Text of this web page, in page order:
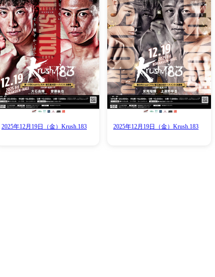
ジ
ッ
一覧
X(JP)
X(Krush)
X(アマチュア大会)
Instagram(JP)
TikTok(JP)
LINE(JP)
Youtube(JP)
Facebook(JP)
X(En)
Instagram(EN)
Youtube(EN)
Podcast(EN)
weibo(CH)
2025年12月19日（金）Krush.183 2025年12月19日（金）Krush.183